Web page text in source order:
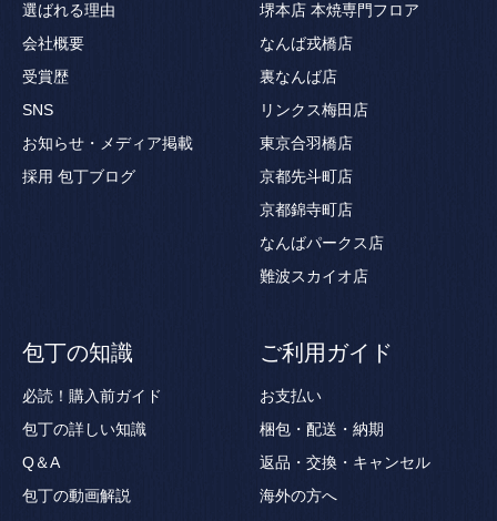
選ばれる理由
会社概要
受賞歴
SNS
お知らせ・メディア掲載
採用 包丁ブログ
堺本店 本焼専門フロア
なんば戎橋店
裏なんば店
リンクス梅田店
東京合羽橋店
京都先斗町店
京都錦寺町店
なんばパークス店
難波スカイオ店
包丁の知識
必読！購入前ガイド
包丁の詳しい知識
Q＆A
包丁の動画解説
ご利用ガイド
お支払い
梱包・配送・納期
返品・交換・キャンセル
海外の方へ